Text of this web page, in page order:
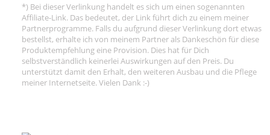
*) Bei dieser Verlinkung handelt es sich um einen sogenannten
Affiliate-Link. Das bedeutet, der Link führt dich zu einem meiner
Partnerprogramme. Falls du aufgrund dieser Verlinkung dort etwas
bestellst, erhalte ich von meinem Partner als Dankeschön für diese
Produktempfehlung eine Provision. Dies hat für Dich
selbstverständlich keinerlei Auswirkungen auf den Preis. Du
unterstützt damit den Erhalt, den weiteren Ausbau und die Pflege
meiner Internetseite. Vielen Dank :-)